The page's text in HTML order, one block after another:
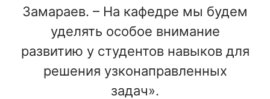
Замараев. – На кафедре мы будем
уделять особое внимание
развитию у студентов навыков для
решения узконаправленных
задач».